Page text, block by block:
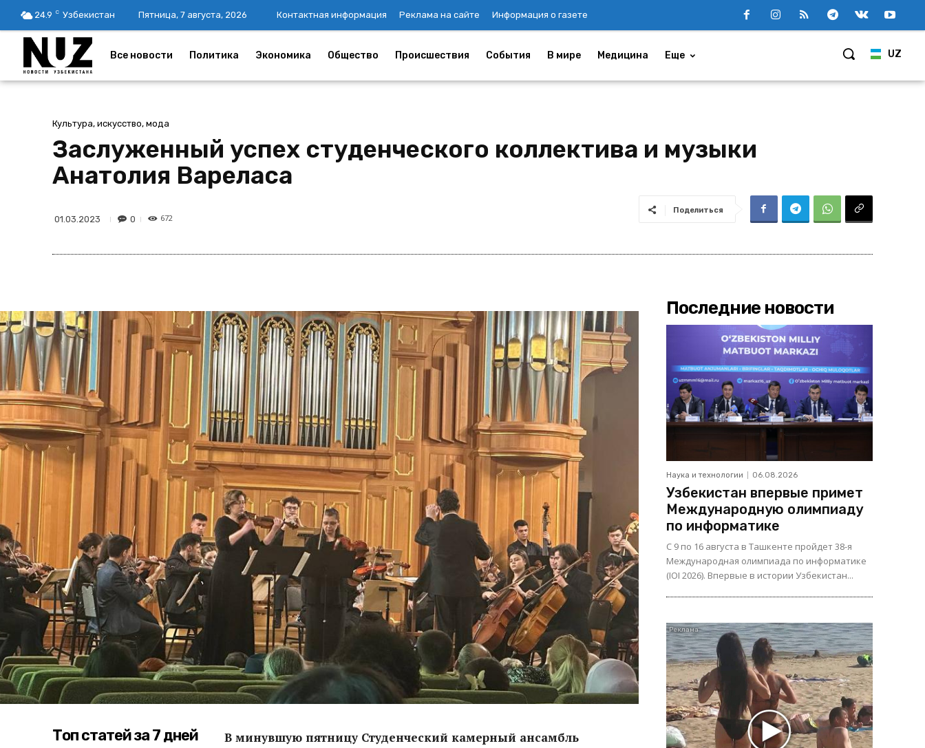
24.9 C Узбекистан Пятница, 7 августа, 2026 Контактная информация Реклама на сайте Информация о газете
UZ
Все новости Политика Экономика Общество Происшествия События В мире Медицина Еще
Культура, искусство, мода
Заслуженный успех студенческого коллектива и музыки
Анатолия Вареласа
01.03.2023 0 672
Поделиться
Топ статей за 7 дней
В минувшую пятницу Студенческий камерный ансамбль
Последние новости
Наука и технологии 06.08.2026
Узбекистан впервые примет
Международную олимпиаду
по информатике
С 9 по 16 августа в Ташкенте пройдет 38-я
Международная олимпиада по информатике
(IOI 2026). Впервые в истории Узбекистан...